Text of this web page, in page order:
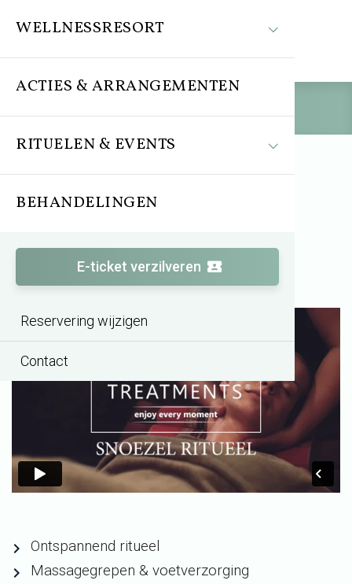
WELLNESSRESORT
ACTIES & ARRANGEMENTEN
RITUELEN & EVENTS
BEHANDELINGEN
E-ticket verzilveren
Reservering wijzigen
Contact
Snoezel ritueel
Ontspannend ritueel
Massagegrepen & voetverzorging